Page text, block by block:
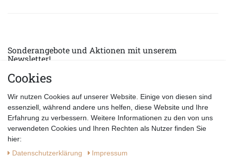
Sonderangebote und Aktionen mit unserem
Newsletter!
E-MAIL *
Datenschutzerklärung
Cookies
Wir nutzen Cookies auf unserer Website. Einige von diesen sind
essenziell, während andere uns helfen, diese Website und Ihre
Erfahrung zu verbessern. Weitere Informationen zu den von uns
verwendeten Cookies und Ihren Rechten als Nutzer finden Sie
hier:
Daten­schutz­erklärung
Impressum